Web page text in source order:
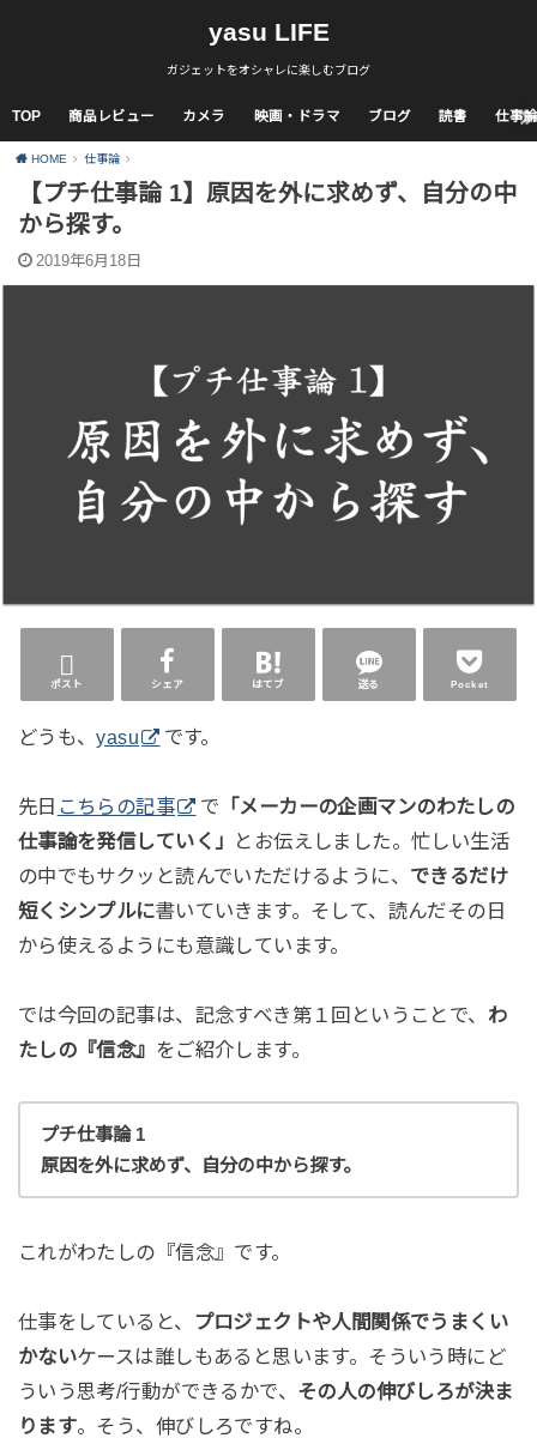
yasu LIFE
ガジェットをオシャレに楽しむブログ
TOP 商品レビュー カメラ 映画・ドラマ ブログ 読書 仕事論
HOME 仕事論
【プチ仕事論 1】原因を外に求めず、自分の中
から探す。
2019年6月18日
ポスト シェア はてブ 送る Pocket
どうも、yasu です。
先日 こちらの記事 で 「メーカーの企画マンのわたしの
仕事論を発信していく」
とお伝えしました。忙しい生活
の中でもサクッと読んでいただけるように、 できるだけ
短くシンプルに書いていきます。そして、読んだその日
から使えるようにも意識しています。
では今回の記事は、記念すべき第１回ということで、 わ
たしの『信念』 をご紹介します。
プチ仕事論 1
原因を外に求めず、自分の中から探す。
これがわたしの『信念』です。
仕事をしていると、 プロジェクトや人間関係でうまくい
かないケースは誰しもあると思います。そういう時にど
ういう思考/行動ができるかで、 その人の伸びしろが決ま
ります。そう、伸びしろですね。